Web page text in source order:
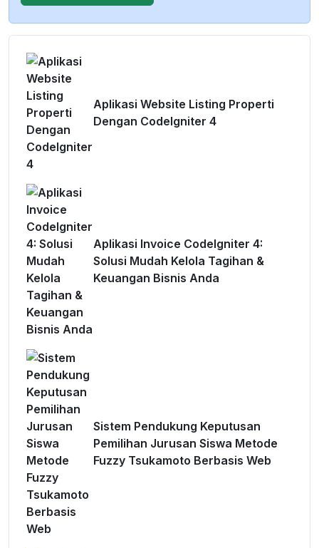
Aplikasi Website Listing Properti
Dengan CodeIgniter 4
Aplikasi Invoice CodeIgniter 4:
Solusi Mudah Kelola Tagihan &
Keuangan Bisnis Anda
Sistem Pendukung Keputusan
Pemilihan Jurusan Siswa Metode
Fuzzy Tsukamoto Berbasis Web